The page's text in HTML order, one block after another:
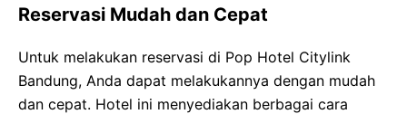
Reservasi Mudah dan Cepat
Untuk melakukan reservasi di Pop Hotel Citylink
Bandung, Anda dapat melakukannya dengan mudah
dan cepat. Hotel ini menyediakan berbagai cara